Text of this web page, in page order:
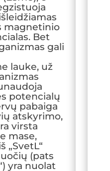
magnetinio
Bet
gali
lauke, už
potencialų
pabaiga
atskyrimo,
virsta
mase,
„SvetL“
(pats
yra nuolat